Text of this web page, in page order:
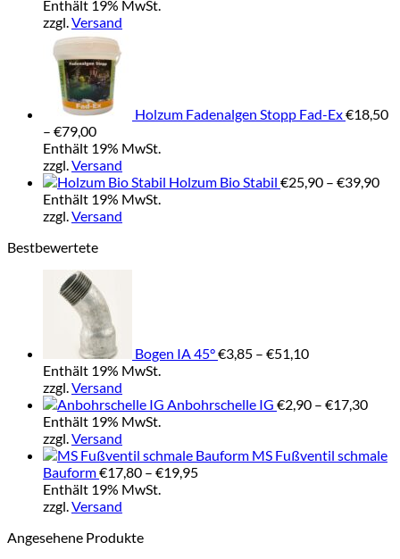
Enthält 19% MwSt.
zzgl.Versand
Holzum Fadenalgen Stopp Fad-Ex€18,50
– €79,00Preisspanne:
€18,50
bis
€79,00
Enthält 19% MwSt.
zzgl.Versand
Holzum Bio Stabil €25,90 – €39,90
Enthält 19% MwSt.
zzgl.Versand
Bestbewertete
Bogen IA 45°€3,85 – €51,10
Enthält 19% MwSt.
zzgl.Versand
Anbohrschelle IG €2,90 – €17,30
Enthält 19% MwSt.
zzgl.Versand
MS Fußventil schmale
Bauform€17,80 – €19,95Preisspanne:
Enthält 19% MwSt.
zzgl.Versand
Angesehene Produkte